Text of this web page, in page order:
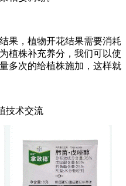
果，植物开花结果需要消耗
植株补充养分，我们可以使
多次的给植株施加，这样就